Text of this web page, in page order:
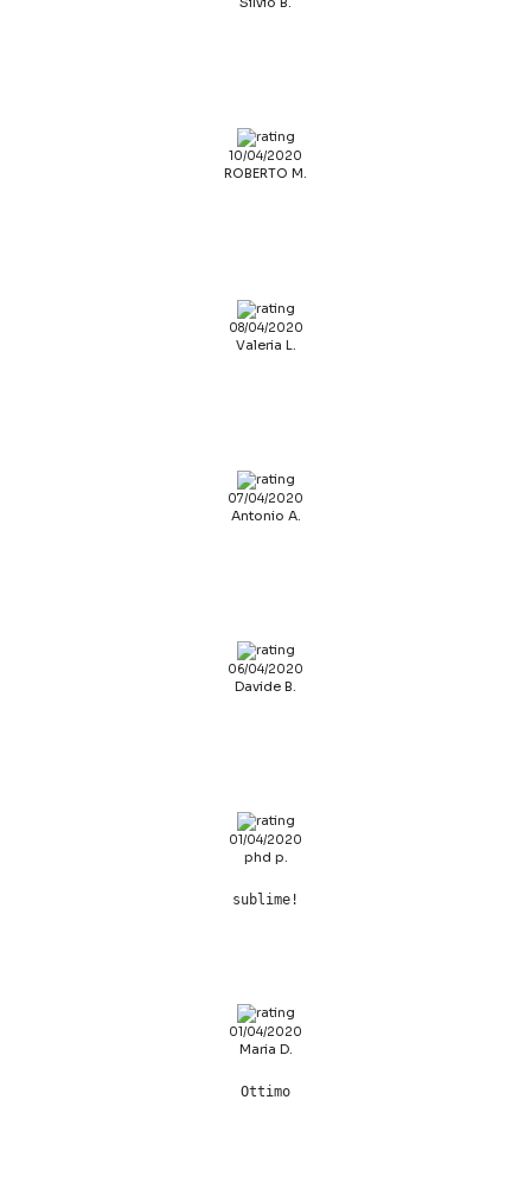
10/04/2020
ROBERTO M.
08/04/2020
Valeria L.
07/04/2020
Antonio A.
06/04/2020
Davide B.
01/04/2020
phd p.
sublime!
01/04/2020
Maria D.
Ottimo